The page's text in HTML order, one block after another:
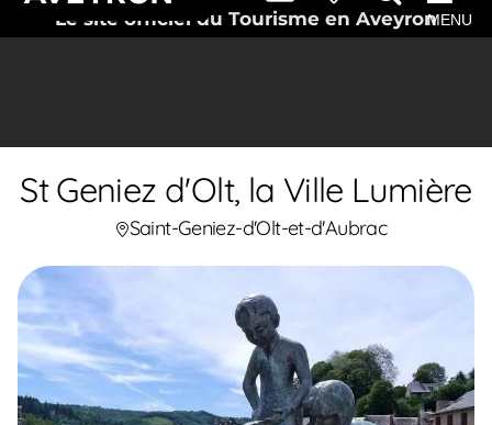
Le site officiel du Tourisme en AveyronMENU
St Geniez d'Olt, la Ville Lumière
Saint-Geniez-d'Olt-et-d'Aubrac